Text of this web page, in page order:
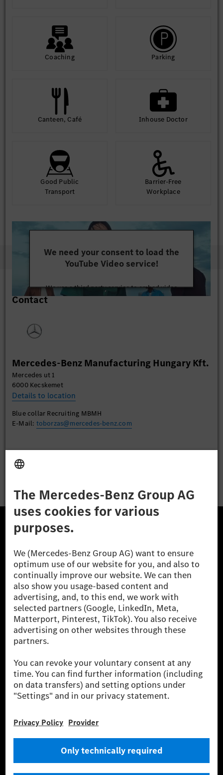
Coaching Parking
Canteen, Café Inhouse Doctor
Good Public
Transport
Barrier-Free
Workplace
We need your consent to load the
YouTube Video service!
We use a third party service to embed video
content that may collect data about your activity.
Contact
Mercedes-Benz Manufacturing Hungary Kft.
Mercedes ut 1
6000 Kecskemet
Details to location
Blue collar Recruiting MBMH
E-Mail: toborzas@mercedes-benz.com
The Mercedes-Benz Group AG (former Daimler AG) is
one of the world's most successful automotive
companies. With Mercedes-Benz AG, we are one of
the leading global suppliers of premium and luxury
cars and vans. Mercedes-Benz Mobility AG offers
financing, leasing, car subscription and car rental,
fleet management, digital services for charging and
payment, insurance brokerage, as well as innovative
mobility services.
Learn more
Technical Support Hotline Contact
Locations
Do not sell or share my personal information (CCPA & CPRA)